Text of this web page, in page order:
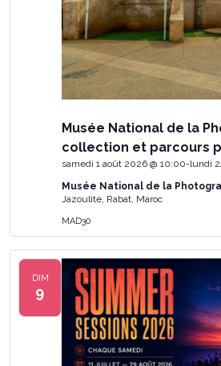
Musée National de la
collection et parcours
samedi 1 août 2026 @ 10:00-lundi
Musée National de la
Jazoulite, Rabat, Maroc
MAD30
DIM
9